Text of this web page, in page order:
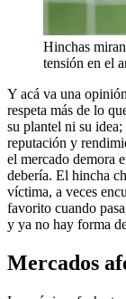
Hinchas
tensión en el
Y acá va una
respeta más de lo
su plantel ni su
reputación y
el mercado demora
debería. El hincha
víctima, a veces
favorito cuando
y ya no hay forma
Mercados